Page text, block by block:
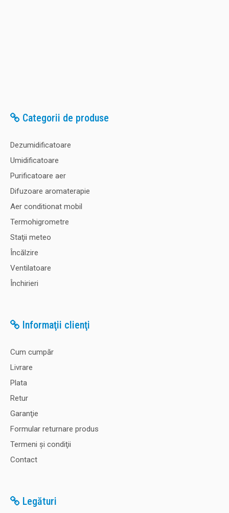
Categorii de produse
Dezumidificatoare
Umidificatoare
Purificatoare aer
Difuzoare aromaterapie
Aer conditionat mobil
Termohigrometre
Staţii meteo
Încălzire
Ventilatoare
Închirieri
Informaţii clienţi
Cum cumpăr
Livrare
Plata
Retur
Garanţie
Formular returnare produs
Termeni şi condiţii
Contact
Legături